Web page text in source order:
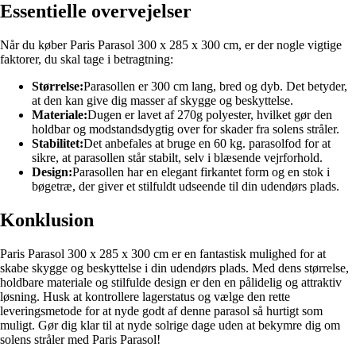
Essentielle overvejelser
Når du køber Paris Parasol 300 x 285 x 300 cm, er der nogle vigtige
faktorer, du skal tage i betragtning:
Størrelse:Parasollen er 300 cm lang, bred og dyb. Det betyder,
at den kan give dig masser af skygge og beskyttelse.
Materiale:Dugen er lavet af 270g polyester, hvilket gør den
holdbar og modstandsdygtig over for skader fra solens stråler.
Stabilitet:Det anbefales at bruge en 60 kg. parasolfod for at
sikre, at parasollen står stabilt, selv i blæsende vejrforhold.
Design:Parasollen har en elegant firkantet form og en stok i
bøgetræ, der giver et stilfuldt udseende til din udendørs plads.
Konklusion
Paris Parasol 300 x 285 x 300 cm er en fantastisk mulighed for at
skabe skygge og beskyttelse i din udendørs plads. Med dens størrelse,
holdbare materiale og stilfulde design er den en pålidelig og attraktiv
løsning. Husk at kontrollere lagerstatus og vælge den rette
leveringsmetode for at nyde godt af denne parasol så hurtigt som
muligt. Gør dig klar til at nyde solrige dage uden at bekymre dig om
solens stråler med Paris Parasol!